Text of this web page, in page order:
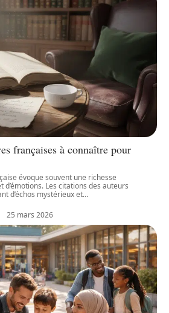
françaises à connaître pour
évoque souvent une richesse
Les citations des auteurs
d’échos mystérieux et…
25 mars 2026